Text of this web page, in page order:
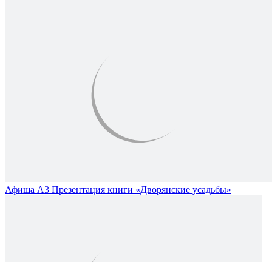
Афиша А3 Презентация книги «Дворянские усадьбы»